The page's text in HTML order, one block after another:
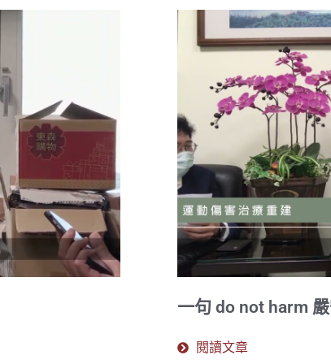
一句 do not harm
閱讀文章